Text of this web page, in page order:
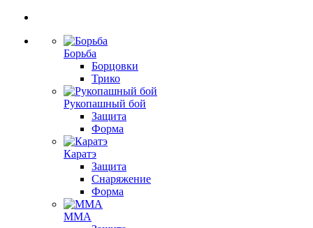
Борьба
Борцовки
Трико
Рукопашный бой
Защита
Форма
Каратэ
Защита
Снаряжение
Форма
ММА